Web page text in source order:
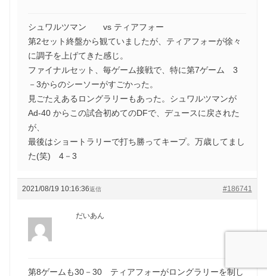
シュワルツマン vs ティアフォー
第2セット終盤から観ていましたが、ティアフォーが徐々
に調子を上げてきた感じ。
ファイナルセット、毎ゲーム接戦で、特に第7ゲーム 3
－3からのシーソーがすごかった。
見ごたえあるロングラリーもあった。シュワルツマンが
Ad-40 からこの試合初めてのDFで、デュースに戻された
が、
最後はショートラリーで打ち勝ってキープ。万歳してまし
た(笑) 4－3
2021/08/19 10:16:36 #186741
返信
だいあん
第8ゲームも30－30 ティアフォーがロングラリーを制し